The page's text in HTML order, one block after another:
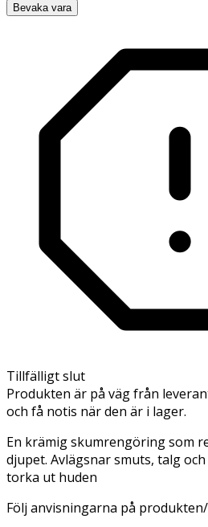
Bevaka vara
Tillfälligt slut
Produkten är på väg från
och få notis när den är i lager.
En krämig skumrengöring som
djupet. Avlägsnar smuts, talg
torka ut huden
Följ anvisningarna på